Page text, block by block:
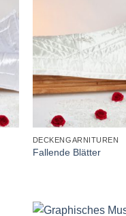
+
DECKENGARNITUREN
Fallende Blätter
+